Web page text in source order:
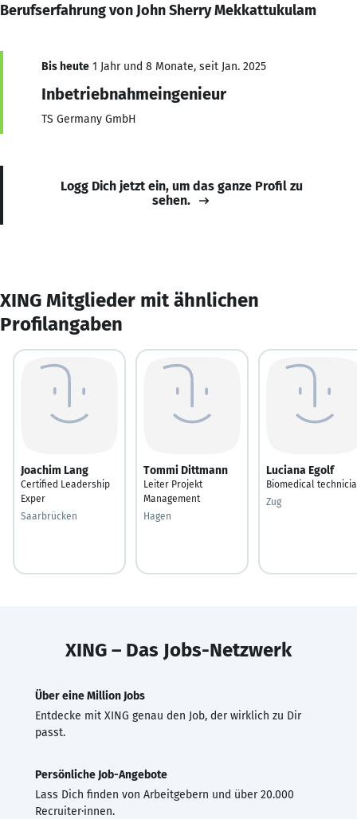
Berufserfahrung von John Sherry Mekkattukulam
Bis heute 1 Jahr und 8 Monate, seit Jan. 2025
Inbetriebnahmeingenieur
TS Germany GmbH
Logg Dich jetzt ein, um das ganze Profil zu
sehen.
XING Mitglieder mit ähnlichen
Profilangaben
Joachim Lang
Certified Leadership
Exper
Saarbrücken
Tommi Dittmann
Leiter Projekt
Management
Hagen
Luciana Egolf
Biomedical
Zug
XING – Das Jobs-Netzwerk
Über eine Million Jobs
Entdecke mit XING genau den Job, der wirklich zu Dir
passt.
Persönliche Job-Angebote
Lass Dich finden von Arbeitgebern und über 20.000
Recruiter·innen.